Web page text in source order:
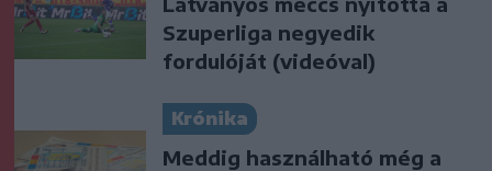
Szuperliga negyedik
fordulóját (videóval)
Krónika
Meddig használható még a